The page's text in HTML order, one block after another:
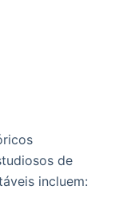
de
incluem: